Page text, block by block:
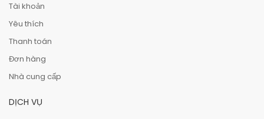
Tài khoản
Yêu thích
Thanh toán
Đơn hàng
Nhà cung cấp
DỊCH VỤ